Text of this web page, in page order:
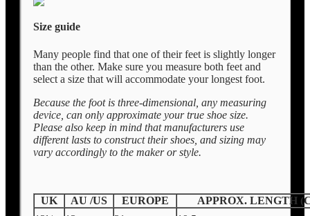
Size guide
Many people find that one of their feet is slightly longer
than the other. Make sure you measure both feet and
select a size that will accommodate your longest foot.
Because the foot is three-dimensional, any measuring
device, can only approximate your true shoe size.
Please also keep in mind that manufacturers use
different lasts to construct their shoes, and sizing may
vary accordingly to the maker or style.
UK AU /US EUROPE
APPROX. LENGTH